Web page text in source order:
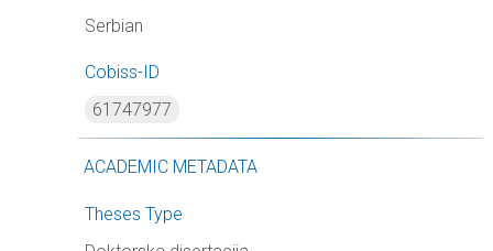
Serbian
Cobiss-ID
61747977
ACADEMIC METADATA
Theses Type